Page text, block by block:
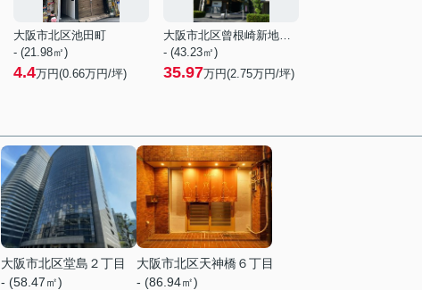
大阪市北区池田町
- (21.98㎡)
4.4万円(0.66万円/坪)
大阪市北区曾根崎新地１丁目
- (43.23㎡)
35.97万円(2.75万円/坪)
大阪市北区堂島２丁目
- (58.47㎡)
大阪市北区天神橋６丁目
- (86.94㎡)